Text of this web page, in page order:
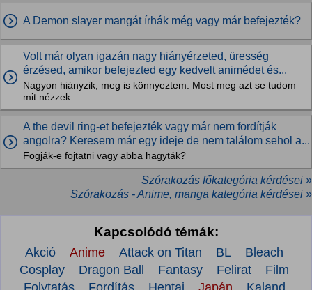
A Demon slayer mangát írhák még vagy már befejezték?
Volt már olyan igazán nagy hiányérzeted, üresség
érzésed, amikor befejezted egy kedvelt animédet és...
Nagyon hiányzik, meg is könnyeztem. Most meg azt se tudom
mit nézzek.
A the devil ring-et befejezték vagy már nem fordítják
angolra? Keresem már egy ideje de nem találom sehol a...
Fogják-e fojtatni vagy abba hagyták?
Szórakozás főkategória kérdései »
Szórakozás - Anime, manga kategória kérdései »
Kapcsolódó témák:
Akció Anime Attack on Titan BL
Bleach
Cosplay
Dragon Ball Fantasy Felirat
Film
Folytatás
Fordítás Hentai Japán
Kaland